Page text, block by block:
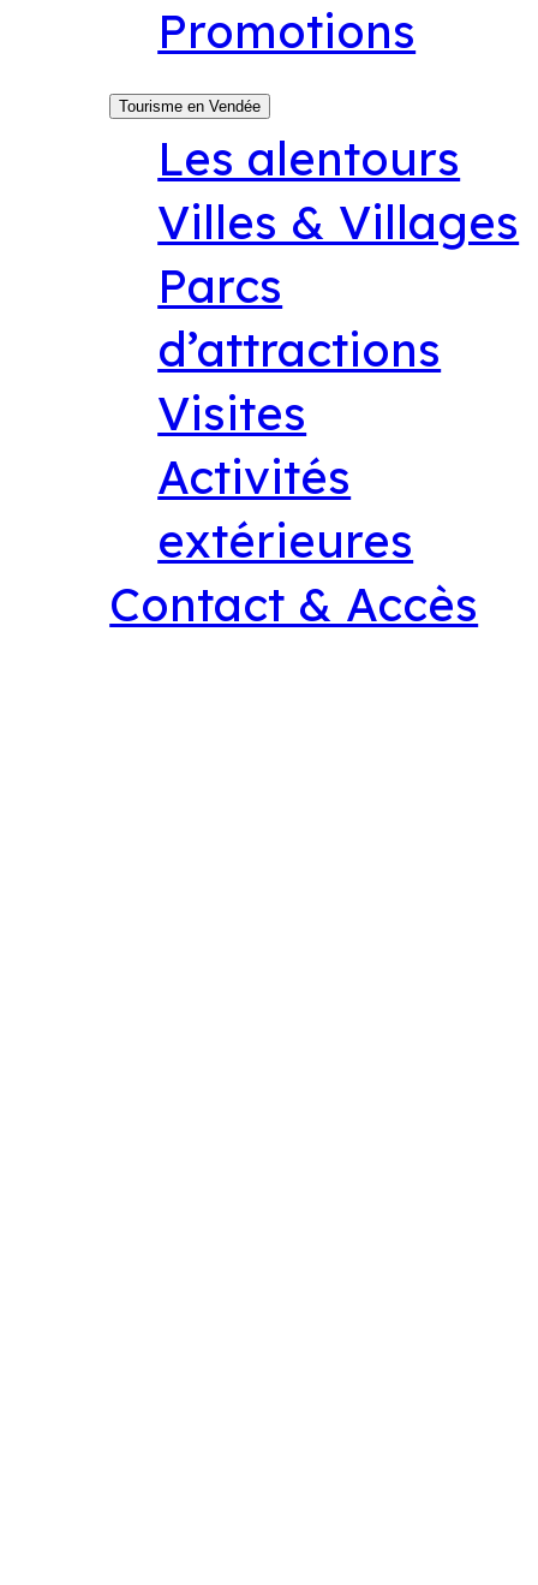
Promotions
Tourisme en Vendée
Les alentours
Villes & Villages
Parcs
d’attractions
Visites
Activités
extérieures
Contact & Accès